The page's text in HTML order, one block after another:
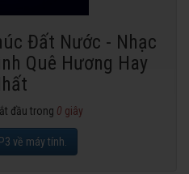
Đất Nước - Nhạc
Quê Hương Hay
đầu trong 0 giây
về máy tính.